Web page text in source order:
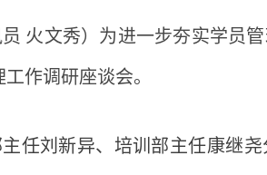
火文秀）为进一步夯实学员管
作调研座谈会。
任刘新异、培训部主任康继